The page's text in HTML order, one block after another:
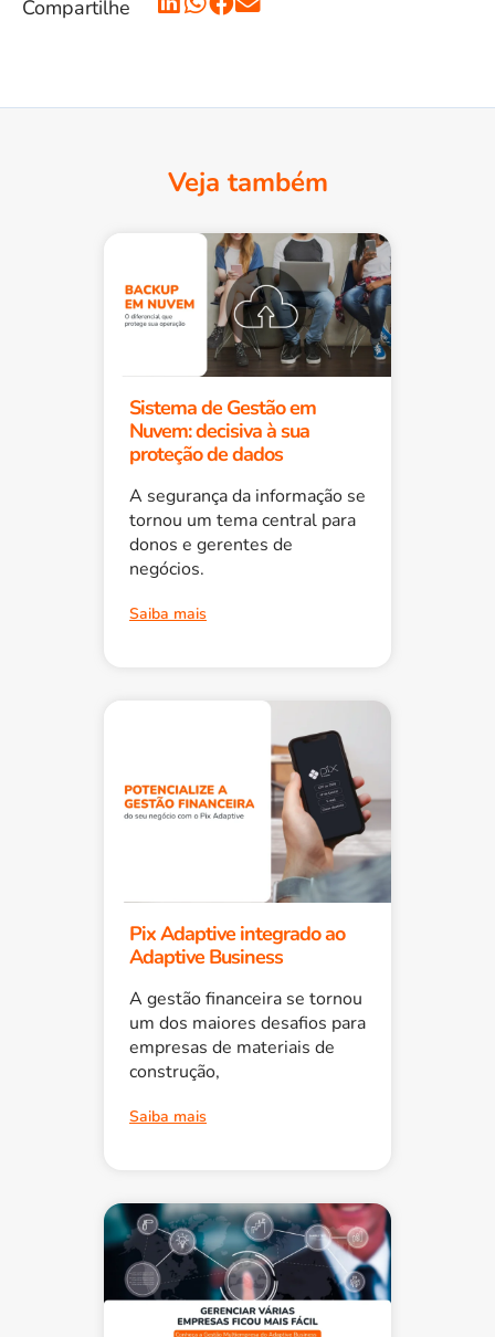
Compartilhe
Veja também
Sistema de Gestão em
Nuvem: decisiva à sua
proteção de dados
A segurança da informação se
tornou um tema central para
donos e gerentes de
negócios.
Saiba mais
Pix Adaptive integrado ao
Adaptive Business
A gestão financeira se tornou
um dos maiores desafios para
empresas de materiais de
construção,
Saiba mais